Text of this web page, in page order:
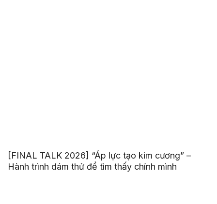
[FINAL TALK 2026] “Áp lực tạo kim cương” –
Hành trình dám thử để tìm thấy chính mình